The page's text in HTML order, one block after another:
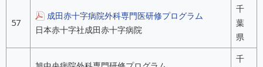
57
成田赤十字病院外科専門医研修プログラム
日本赤十字社成田赤十字病院
千
葉
県
千